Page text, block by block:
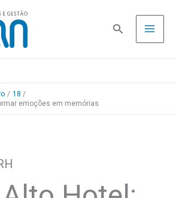
Pesquisa
18
emoções em memórias